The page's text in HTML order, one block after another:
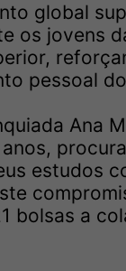
global
os jovens
pessoal
Ana
estudos
a